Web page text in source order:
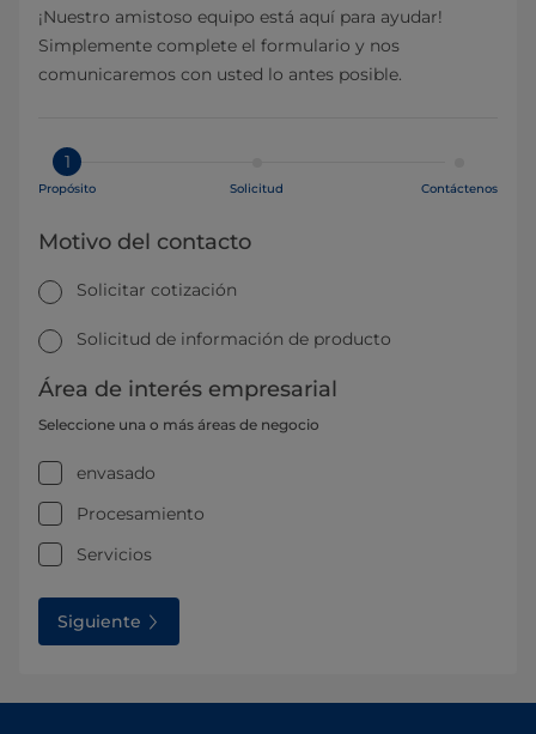
¡Nuestro amistoso equipo está aquí para ayudar!
Simplemente complete el formulario y nos
comunicaremos con usted lo antes posible.
1
Propósito Solicitud Contáctenos
Motivo del contacto
Solicitar cotización
Solicitud de información de producto
Área de interés empresarial
Seleccione una o más áreas de negocio
envasado
Procesamiento
Servicios
Siguiente